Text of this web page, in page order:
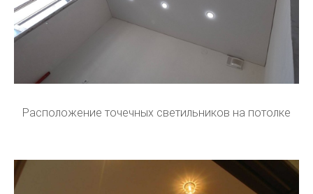
Расположение точечных светильников на потолке